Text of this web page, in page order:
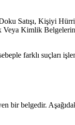
Satışı, Kişiyi
Kimlik
farklı suçları
bir belgedir.